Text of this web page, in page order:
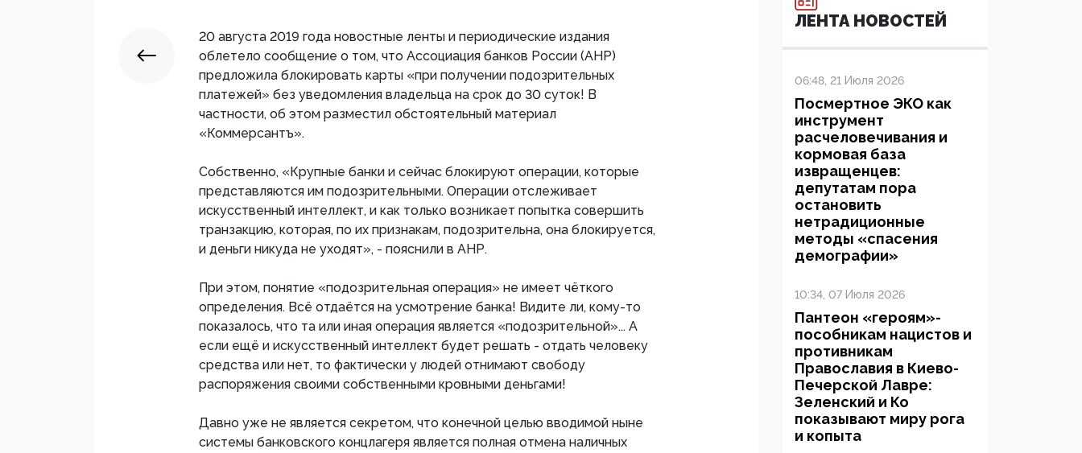
20 августа 2019 года новостные ленты и периодические издания
облетело сообщение о том, что Ассоциация банков России (АНР)
предложила блокировать карты «при получении подозрительных
платежей» без уведомления владельца на срок до 30 суток! В
частности, об этом разместил обстоятельный материал
«Коммерсантъ».
Собственно, «Крупные банки и сейчас блокируют операции, которые
представляются им подозрительными. Операции отслеживает
искусственный интеллект, и как только возникает попытка совершить
транзакцию, которая, по их признакам, подозрительна, она блокируется,
и деньги никуда не уходят», - пояснили в АНР.
При этом, понятие «подозрительная операция» не имеет чёткого
определения. Всё отдаётся на усмотрение банка! Видите ли, кому-то
показалось, что та или иная операция является «подозрительной»... А
если ещё и искусственный интеллект будет решать - отдать человеку
средства или нет, то фактически у людей отнимают свободу
распоряжения своими собственными кровными деньгами!
Давно уже не является секретом, что конечной целью вводимой ныне
системы банковского концлагеря является полная отмена наличных
ЛЕНТА НОВОСТЕЙ
06:48, 21 Июля 2026
Посмертное ЭКО как
инструмент
расчеловечивания и
кормовая база
извращенцев:
депутатам пора
остановить
нетрадиционные
методы «спасения
демографии»
10:34, 07 Июля 2026
Пантеон «героям»-
пособникам нацистов и
противникам
Православия в Киево-
Печерской Лавре:
Зеленский и Ко
показывают миру рога
и копыта